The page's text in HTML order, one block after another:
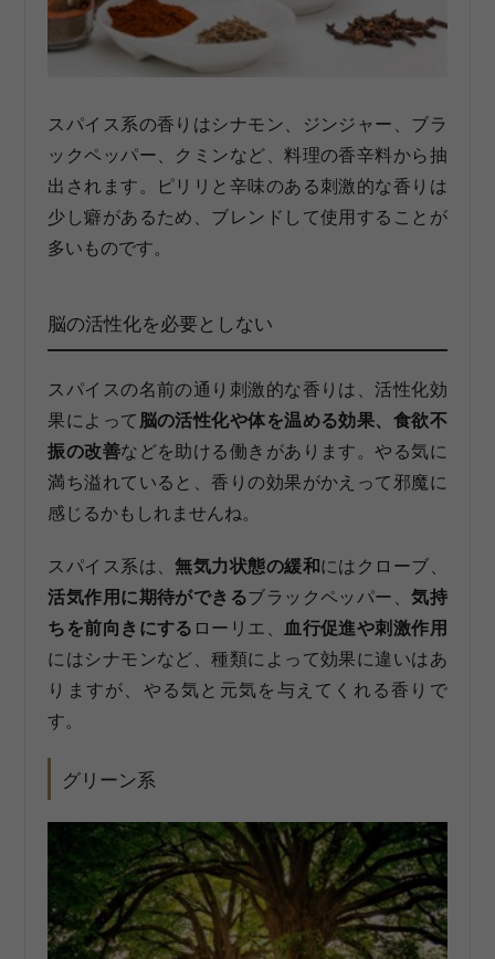
スパイス系の香りはシナモン、ジンジャー、ブラ
ックペッパー、クミンなど、料理の香辛料から抽
出されます。ピリリと辛味のある刺激的な香りは
少し癖があるため、ブレンドして使用することが
多いものです。
脳の活性化を必要としない
スパイスの名前の通り刺激的な香りは、活性化効
果によって脳の活性化や体を温める効果、食欲不
振の改善などを助ける働きがあります。やる気に
満ち溢れていると、香りの効果がかえって邪魔に
感じるかもしれませんね。
スパイス系は、無気力状態の緩和にはクローブ、
活気作用に期待ができるブラックペッパー、気持
ちを前向きにする ローリエ、血行促進や刺激作用
にはシナモンなど、種類によって効果に違いはあ
りますが、やる気と元気を与えてくれる香りで
す。
グリーン系